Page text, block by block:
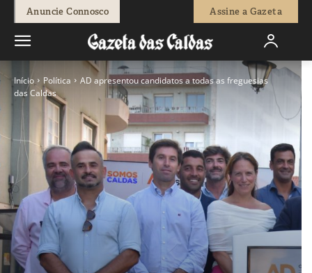
Anuncie Connosco Assine a Gazeta
Início Política
AD apresentou candidatos a todas as freguesias
das Caldas